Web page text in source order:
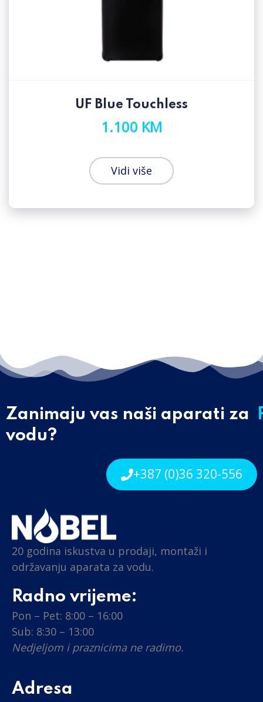
UF Blue Touchless
1.100 KM
Vidi više
Zanimaju vas naši aparati za
vodu?
+387 (0)36 320-556
20 godina iskustva u prodaji, montaži i
održavanju aparata za vodu.
Radno vrijeme:
Pon – Pet: 8:00 – 16:00
Sub: 8:30 – 13:00
Nedjeljom i praznicima ne radimo.
Adresa